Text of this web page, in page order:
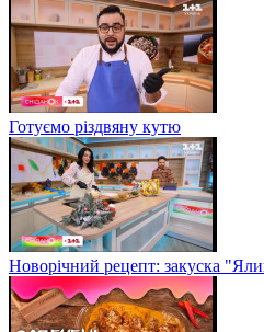
Готуємо різдвяну кутю
Новорічний рецепт: закуска